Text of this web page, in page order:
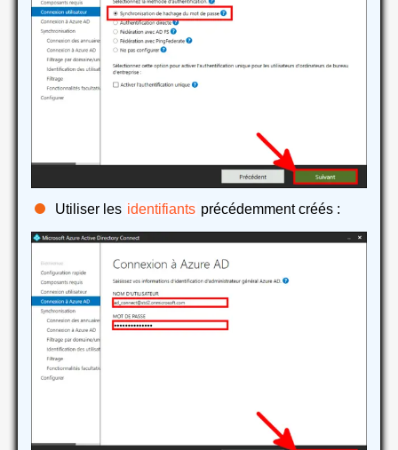
Utiliser les identifiants précédemment créés :